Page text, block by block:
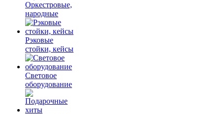
Оркестровые,
народные
Рэковые
стойки, кейсы
Световое
оборудование